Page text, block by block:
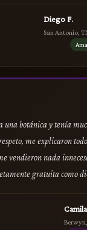
Diego F.
San Antonio,
una botánica y tenía
me explicaron
vendieron nada
gratuita como